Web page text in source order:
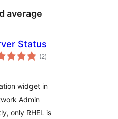
average
Status
(2টা
মুঠ)
widget in
Admin
only RHEL is